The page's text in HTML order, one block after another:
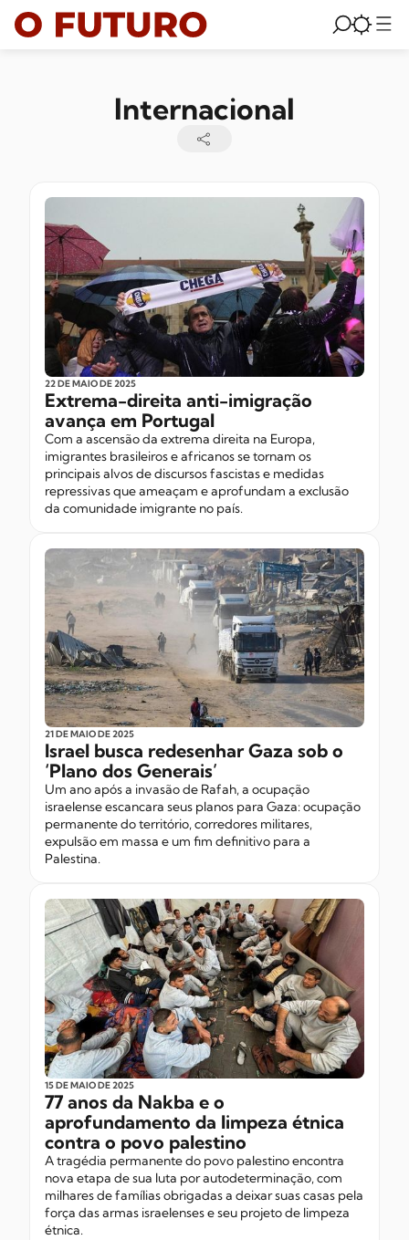
Internacional
22 DE MAIODE 2025
Extrema-direita anti-imigração
avança em Portugal
Com a ascensão da extrema direita na Europa,
imigrantes brasileiros e africanos se tornam os
principais alvos de discursos fascistas e medidas
repressivas que ameaçam e aprofundam a exclusão
da comunidade imigrante no país.
21 DE MAIODE 2025
Israel busca redesenhar Gaza sob o
‘Plano dos Generais’
Um ano após a invasão de Rafah, a ocupação
israelense escancara seus planos para Gaza: ocupação
permanente do território, corredores militares,
expulsão em massa e um fim definitivo para a
Palestina.
15 DE MAIODE 2025
77 anos da Nakba e o
aprofundamento da limpeza étnica
contra o povo palestino
A tragédia permanente do povo palestino encontra
nova etapa de sua luta por autodeterminação, com
milhares de famílias obrigadas a deixar suas casas pela
força das armas israelenses e seu projeto de limpeza
étnica.